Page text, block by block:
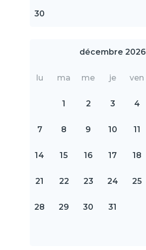
30
décembre 2026
lu ma me je ven
1 2 3 4
7 8 9 10 11
14 15 16 17 18
21 22 23 24 25
28 29 30 31